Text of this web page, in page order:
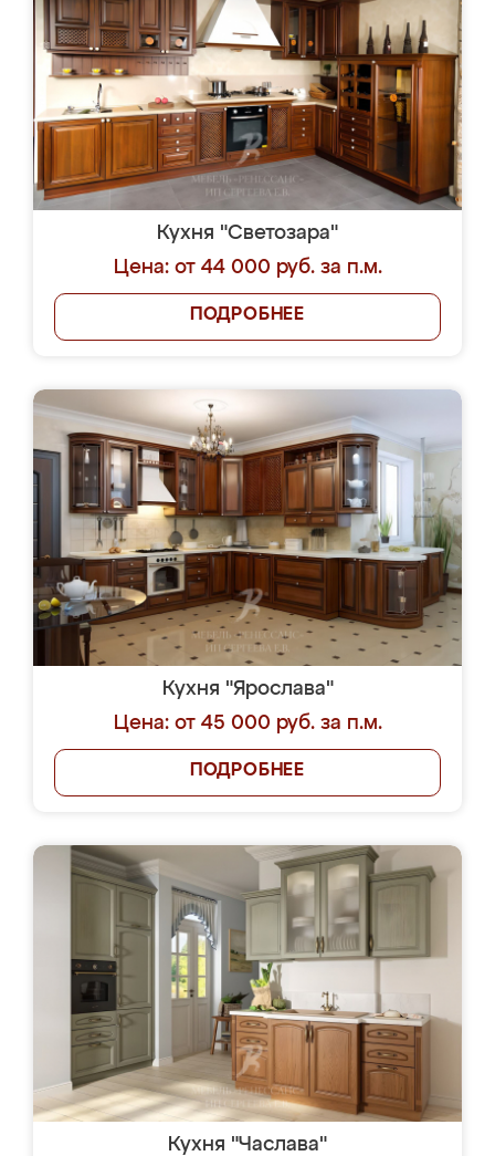
Кухня "Светозара"
Цена: от 44 000 руб. за п.м.
ПОДРОБНЕЕ
Кухня "Ярослава"
Цена: от 45 000 руб. за п.м.
ПОДРОБНЕЕ
Кухня "Часлава"